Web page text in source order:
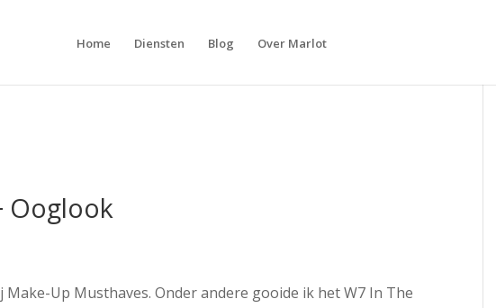
Home Diensten Blog Over Marlot
Ooglook
Up Musthaves. Onder andere gooide ik het W7 In The